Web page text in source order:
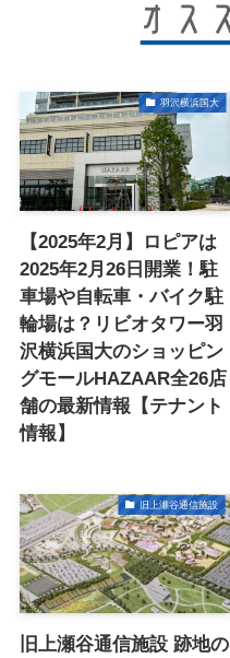
羽沢横浜国大
【2025年2月】ロピアは
2025年2月26日開業！駐
車場や自転車・バイク駐
輪場は？リビオタワー羽
沢横浜国大のショッピン
グモールHAZAAR全26店
舗の最新情報【テナント
情報】
旧上瀬谷通信施設
旧上瀬谷通信施設 跡地の